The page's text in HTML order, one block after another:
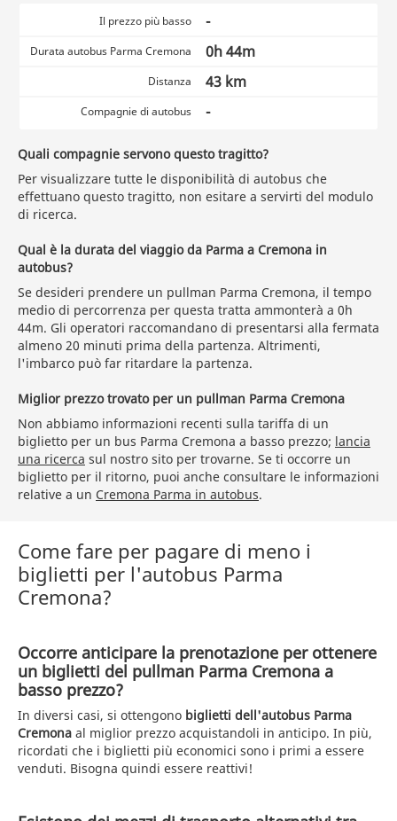
Il prezzo più basso -
Durata autobus Parma Cremona 0h 44m
Distanza 43 km
Compagnie di autobus -
Quali compagnie servono questo tragitto?
Per visualizzare tutte le disponibilità di autobus che
effettuano questo tragitto, non esitare a servirti del modulo
di ricerca.
Qual è la durata del viaggio da Parma a Cremona in
autobus?
Se desideri prendere un pullman Parma Cremona, il tempo
medio di percorrenza per questa tratta ammonterà a 0h
44m. Gli operatori raccomandano di presentarsi alla fermata
almeno 20 minuti prima della partenza. Altrimenti,
l'imbarco può far ritardare la partenza.
Miglior prezzo trovato per un pullman Parma Cremona
Non abbiamo informazioni recenti sulla tariffa di un
biglietto per un bus Parma Cremona a basso prezzo; lancia
una ricerca sul nostro sito per trovarne. Se ti occorre un
biglietto per il ritorno, puoi anche consultare le informazioni
relative a un Cremona Parma in autobus.
Come fare per pagare di meno i
biglietti per l'autobus Parma
Cremona?
Occorre anticipare la prenotazione per ottenere
un biglietti del pullman Parma Cremona a
basso prezzo?
In diversi casi, si ottengono biglietti dell'autobus Parma
Cremona al miglior prezzo acquistandoli in anticipo. In più,
ricordati che i biglietti più economici sono i primi a essere
venduti. Bisogna quindi essere reattivi!